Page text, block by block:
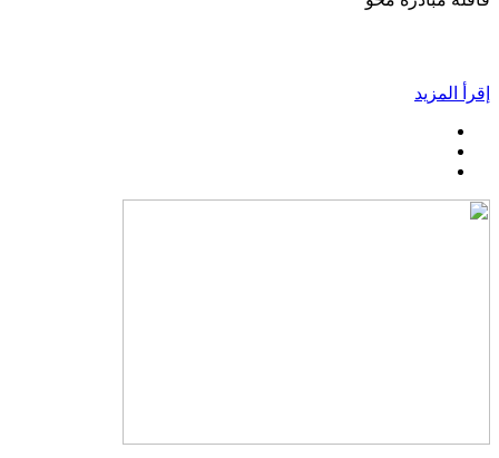
إقرأ المزيد